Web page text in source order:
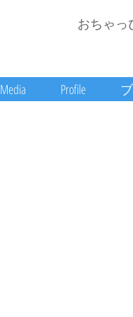
おちゃっ
Media Profile